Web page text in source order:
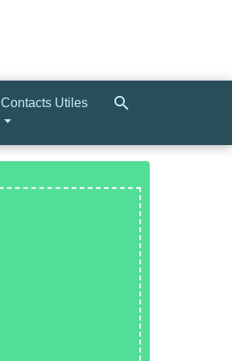
Contacts Utiles search